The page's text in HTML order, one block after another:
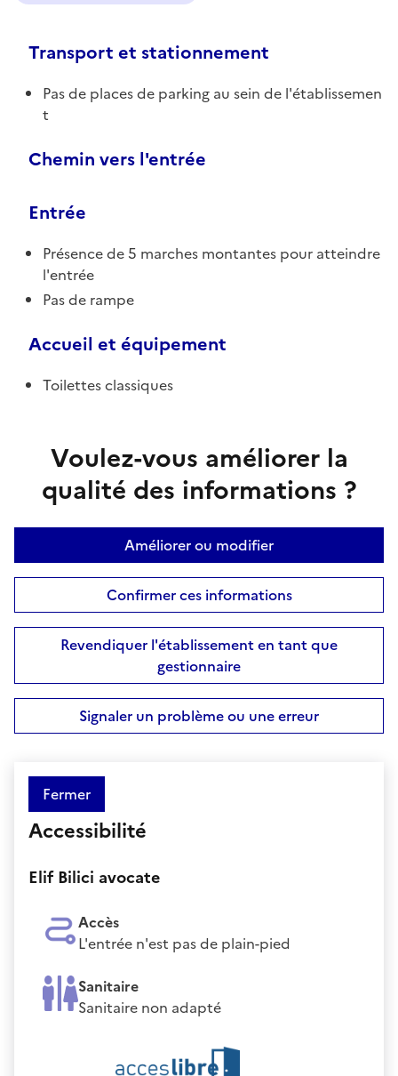
Transport et stationnement
Pas de places de parking au sein de l'établissemen
t
Chemin vers l'entrée
Entrée
Présence de 5 marches montantes pour atteindre
l'entrée
Pas de rampe
Accueil et équipement
Toilettes classiques
Voulez-vous améliorer la
qualité des informations ?
Améliorer ou modifier
Confirmer ces informations
Revendiquer l'établissement en tant que
gestionnaire
Signaler un problème ou une erreur
Fermer
Accessibilité
Elif Bilici avocate
Accès
L'entrée n'est pas de plain-pied
Sanitaire
Sanitaire non adapté